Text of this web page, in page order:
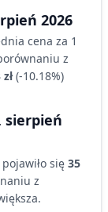
2026
cena za 1
z
(-10.18%)
sierpień
pojawiło się 35
z
.